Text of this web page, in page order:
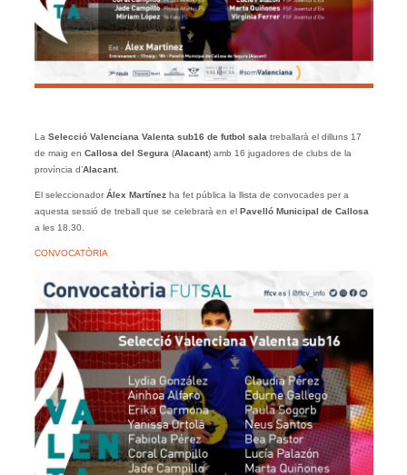
LaSelecció Valenciana Valenta sub16 de futbol sala treballarà el dilluns 17
de maig en Callosa del Segura(Alacant) amb 16 jugadores de clubs de la
província d’Alacant.
El seleccionadorÁlex Martínez ha fet pública la llista de convocades per a
aquesta sessió de treball que se celebrarà en el
Pavelló Municipal de Callosa
a les 18.30.
CONVOCATÒRIA